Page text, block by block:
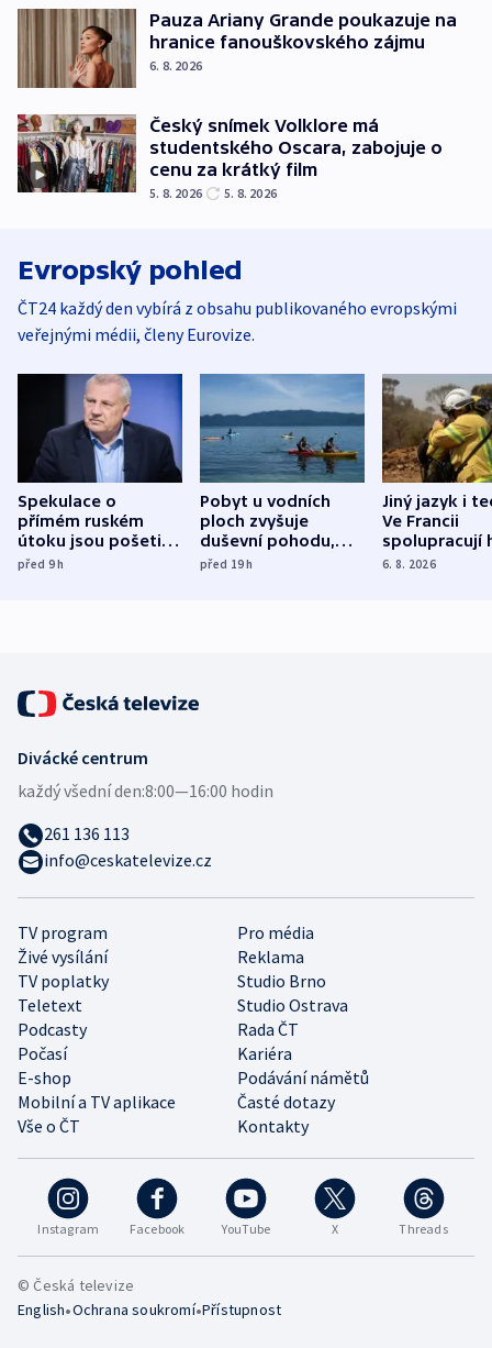
Pauza Ariany Grande poukazuje na
hranice fanouškovského zájmu
6. 8. 2026
Český snímek Volklore má
studentského Oscara, zabojuje o
cenu za krátký film
5. 8. 2026 5. 8. 2026
Evropský pohled
ČT24 každý den vybírá z obsahu publikovaného evropskými
veřejnými médii, členy Eurovize.
Spekulace o
přímém ruském
útoku jsou pošetilé,
míní estonský
před 9h
Pobyt u vodních
ploch zvyšuje
duševní pohodu,
ukázala
před 19h
Jiný jazyk i
Ve Francii
spolupracují
různých zemí
6. 8. 2026
Instagram Facebook YouTube X Threads
TV program
Pro média
Živé vysílání
Reklama
TV poplatky
Studio Brno
Teletext
Studio Ostrava
Podcasty
Rada ČT
Počasí
Kariéra
E-shop
Podávání námětů
Mobilní a TV aplikace
Časté dotazy
Vše o ČT
Kontakty
Divácké centrum
každý všední den:8:00—16:00 hodin
261 136 113
info@ceskatelevize.cz
© Česká televize
English•Ochrana soukromí•Přístupnost